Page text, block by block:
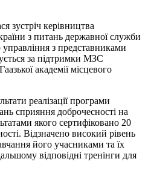
зустріч керівництва
з питань державної служби
з представниками
за підтримки МЗС
академії місцевого
реалізації програми
сприяння доброчесності на
якого сертифіковано 20
Відзначено високий рівень
його учасниками та їх
відповідні тренінги для